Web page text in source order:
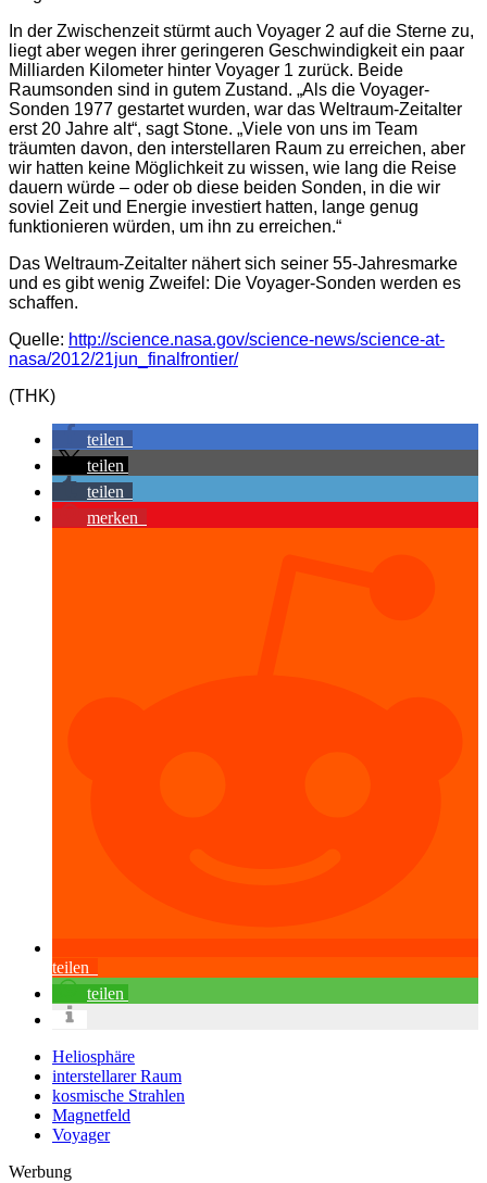
In der Zwischenzeit stürmt auch Voyager 2 auf die Sterne zu,
liegt aber wegen ihrer geringeren Geschwindigkeit ein paar
Milliarden Kilometer hinter Voyager 1 zurück. Beide
Raumsonden sind in gutem Zustand. „Als die Voyager-
Sonden 1977 gestartet wurden, war das Weltraum-Zeitalter
erst 20 Jahre alt“, sagt Stone. „Viele von uns im Team
träumten davon, den interstellaren Raum zu erreichen, aber
wir hatten keine Möglichkeit zu wissen, wie lang die Reise
dauern würde – oder ob diese beiden Sonden, in die wir
soviel Zeit und Energie investiert hatten, lange genug
funktionieren würden, um ihn zu erreichen.“
Das Weltraum-Zeitalter nähert sich seiner 55-Jahresmarke
und es gibt wenig Zweifel: Die Voyager-Sonden werden es
schaffen.
Quelle: http://science.nasa.gov/science-news/science-at-
nasa/2012/21jun_finalfrontier/
(THK)
teilen
teilen
teilen
merken
teilen
teilen
Heliosphäre
interstellarer Raum
kosmische Strahlen
Magnetfeld
Voyager
Werbung